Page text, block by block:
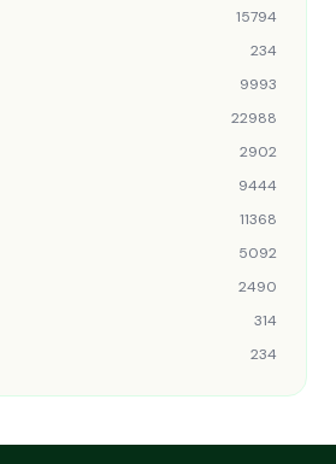
15794
234
9993
22988
2902
9444
11368
5092
2490
314
234